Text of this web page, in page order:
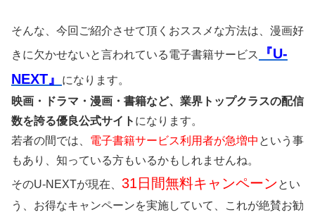
そんな、今回ご紹介させて頂くおススメな方法は、漫画好
きに欠かせないと言われている電子書籍サービス
『U-
NEXT』
になります。
映画・ドラマ・漫画・書籍など、業界トップクラスの配信
数を誇る優良公式サイト になります。
若者の間では、 電子書籍サービス利用者が急増中 という事
もあり、知っている方もいるかもしれませんね。
そのU-NEXTが現在、 31日間無料キャンペーンとい
う、お得なキャンペーンを実施していて、これが絶賛お勧